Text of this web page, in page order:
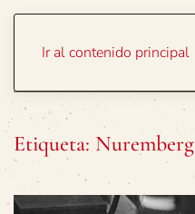
Ir al contenido principal
Etiqueta: Nuremberg